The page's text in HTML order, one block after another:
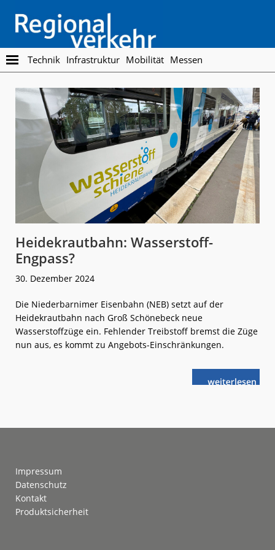
main
content
footer
Regionalverkehr
Die
Fachzeitschrift
den
Öffentlichen
Personennahverkehr
Technik Infrastruktur Mobilität Messen
Heidekrautbahn: Wasserstoff-
Engpass?
30. Dezember 2024
Die Niederbarnimer Eisenbahn (NEB) setzt auf der
Heidekrautbahn nach Groß Schönebeck neue
Wasserstoffzüge ein. Fehlender Treibstoff bremst die Züge
nun aus, es kommt zu Angebots-Einschränkungen.
weiterlese
n
Impressum
Datenschutz
Kontakt
Produktsicherheit